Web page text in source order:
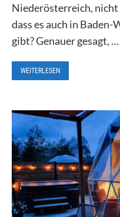
Niederösterreich, nicht
dass es auch in
gibt? Genauer gesagt, …
WEITERLESEN